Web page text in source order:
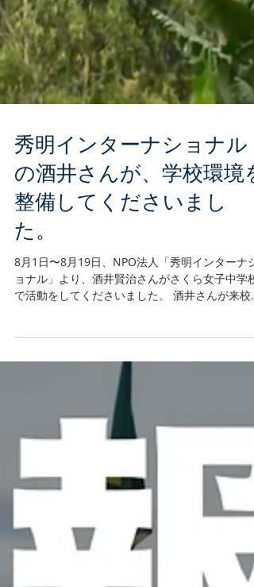
秀明インターナショナル
の酒井さんが、学校環境を
た。
で活動をしてくださいました。 酒井さんが来校さ
れたのは今回で２度目。 ２年前の2016年8月、学
校の圃場づくりや、鶏小屋の建設など、開校間際
で何も無かった学校に、たくさんの設備をも...